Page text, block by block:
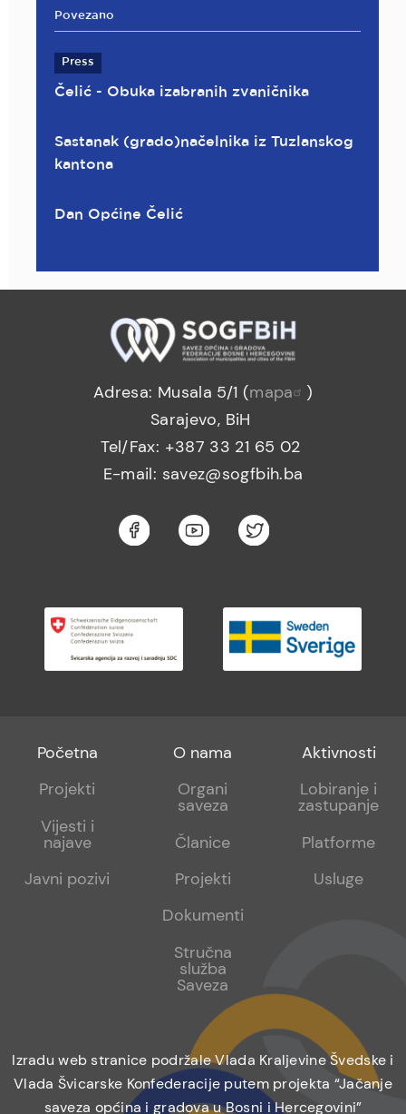
Povezano
Press
Čelić - Obuka izabranih zvaničnika
Sastanak (grado)načelnika iz Tuzlanskog
kantona
Dan Općine Čelić
Adresa: Musala 5/1 (mapa
)
Sarajevo, BiH
Tel/Fax: +387 33 21 65 02
E-mail: savez@sogfbih.ba
Footer
menu
Početna
Projekti
Vijesti i
najave
Javni pozivi
Footer
sub
O nama
Organi
saveza
Članice
Projekti
Dokumenti
Stručna
služba
Saveza
Footer
sub
Aktivnosti
Lobiranje i
zastupanje
Platforme
Usluge
Izradu web stranice podržale Vlada Kraljevine Švedske i
Vlada Švicarske Konfederacije putem projekta “Jačanje
saveza općina i gradova u Bosni i Hercegovini”